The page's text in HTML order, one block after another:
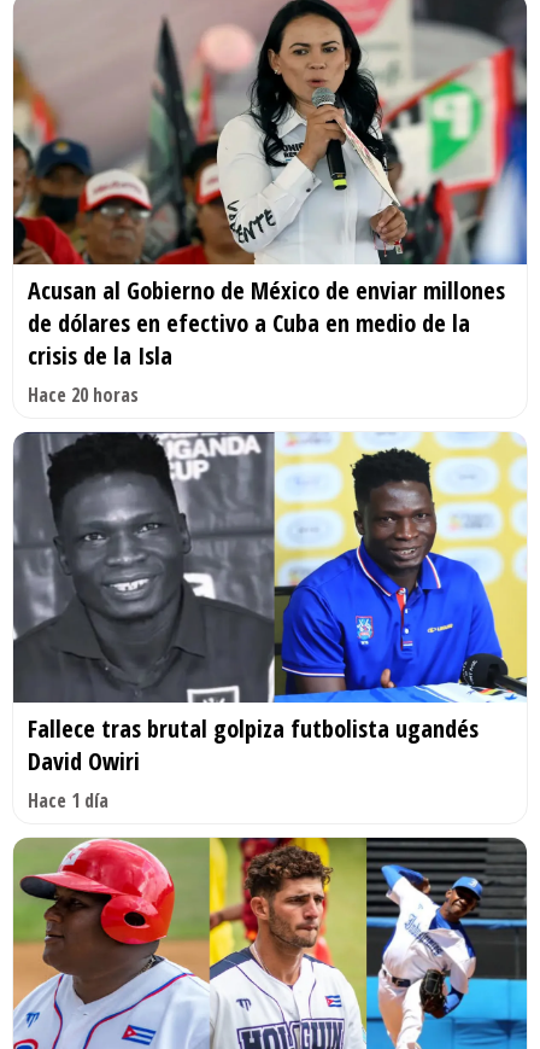
Acusan al Gobierno de México de enviar millones
de dólares en efectivo a Cuba en medio de la
crisis de la Isla
Hace 20 horas
Fallece tras brutal golpiza futbolista ugandés
David Owiri
Hace 1 día